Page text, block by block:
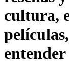
cultura,